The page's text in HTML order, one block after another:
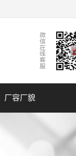
厂容厂貌